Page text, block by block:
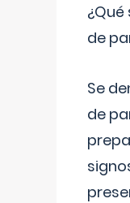
de
Se
de